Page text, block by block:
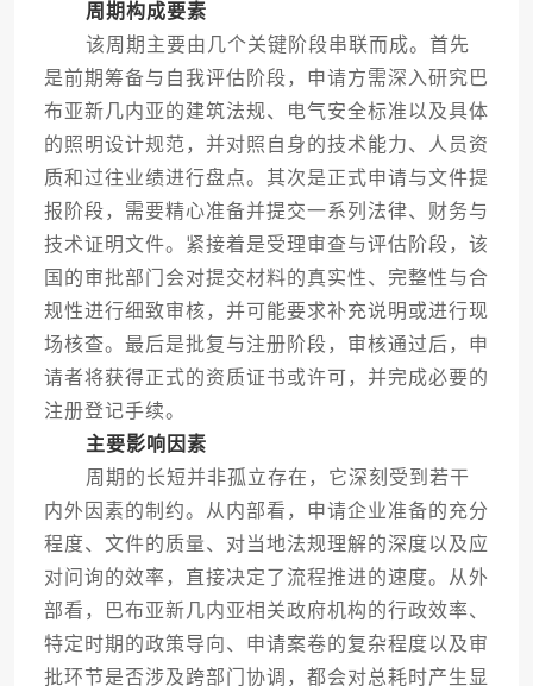
周期构成要素
该周期主要由几个关键阶段串联而成。首先
是前期筹备与自我评估阶段，申请方需深入研究巴
布亚新几内亚的建筑法规、电气安全标准以及具体
的照明设计规范，并对照自身的技术能力、人员资
质和过往业绩进行盘点。其次是正式申请与文件提
报阶段，需要精心准备并提交一系列法律、财务与
技术证明文件。紧接着是受理审查与评估阶段，该
国的审批部门会对提交材料的真实性、完整性与合
规性进行细致审核，并可能要求补充说明或进行现
场核查。最后是批复与注册阶段，审核通过后，申
请者将获得正式的资质证书或许可，并完成必要的
注册登记手续。
主要影响因素
周期的长短并非孤立存在，它深刻受到若干
内外因素的制约。从内部看，申请企业准备的充分
程度、文件的质量、对当地法规理解的深度以及应
对问询的效率，直接决定了流程推进的速度。从外
部看，巴布亚新几内亚相关政府机构的行政效率、
特定时期的政策导向、申请案卷的复杂程度以及审
批环节是否涉及跨部门协调，都会对总耗时产生显